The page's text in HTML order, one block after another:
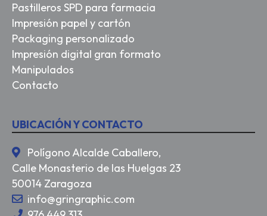
Pastilleros SPD para farmacia
Impresión papel y cartón
Packaging personalizado
Impresión digital gran formato
Manipulados
Contacto
UBICACIÓN Y CONTACTO
Polígono Alcalde Caballero,
Calle Monasterio de las Huelgas 23
50014 Zaragoza
info@gringraphic.com